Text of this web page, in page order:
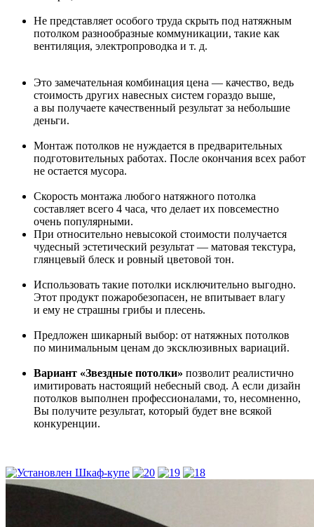
Не представляет особого труда скрыть под натяжным
потолком разнообразные коммуникации, такие как
вентиляция, электропроводка и т. д.
Это замечательная комбинация цена — качество, ведь
стоимость других навесных систем гораздо выше,
а вы получаете качественный результат за небольшие
деньги.
Монтаж потолков не нуждается в предварительных
подготовительных работах. После окончания всех работ
не остается мусора.
Скорость монтажа любого натяжного потолка
составляет всего 4 часа, что делает их повсеместно
очень популярными.
При относительно невысокой стоимости получается
чудесный эстетический результат — матовая текстура,
глянцевый блеск и ровный цветовой тон.
Использовать такие потолки исключительно выгодно.
Этот продукт пожаробезопасен, не впитывает влагу
и ему не страшны грибы и плесень.
Предложен шикарный выбор: от натяжных потолков
по минимальным ценам до эксклюзивных вариаций.
Вариант «Звездные потолки» позволит реалистично
имитировать настоящий небесный свод. А если дизайн
потолков выполнен профессионалами, то, несомненно,
Вы получите результат, который будет вне всякой
конкуренции.